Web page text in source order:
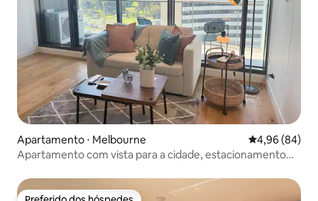
Apartamento ⋅ Melbourne 4,96 de uma
4,96 (84)
Apartamento com vista para a cidade, estacionamento